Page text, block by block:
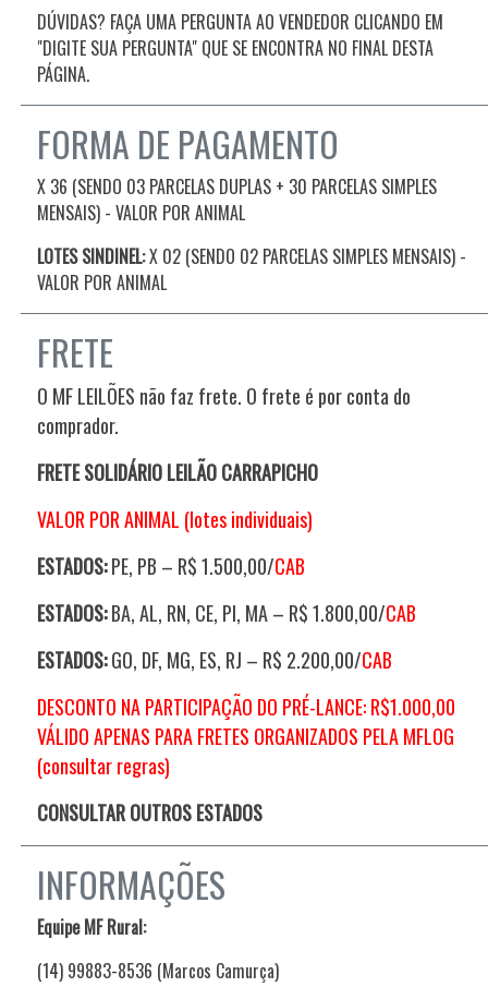
DÚVIDAS? FAÇA UMA PERGUNTA AO VENDEDOR CLICANDO EM
"DIGITE SUA PERGUNTA" QUE SE ENCONTRA NO FINAL DESTA
PÁGINA.
FORMA DE PAGAMENTO
X 36 (SENDO 03 PARCELAS DUPLAS + 30 PARCELAS SIMPLES
MENSAIS) - VALOR POR ANIMAL
LOTES SINDINEL:X 02 (SENDO 02 PARCELAS SIMPLES MENSAIS) -
VALOR POR ANIMAL
FRETE
O MF LEILÕES não faz frete. O frete é por conta do
comprador.
FRETE SOLIDÁRIO LEILÃO CARRAPICHO
VALOR POR ANIMAL (lotes individuais)
ESTADOS:PE, PB – R$ 1.500,00/CAB
ESTADOS:BA, AL, RN, CE, PI, MA – R$ 1.800,00/CAB
ESTADOS:GO, DF, MG, ES, RJ – R$ 2.200,00/CAB
DESCONTO NA PARTICIPAÇÃO DO PRÉ-LANCE: R$1.000,00
VÁLIDO APENAS PARA FRETES ORGANIZADOS PELA MFLOG
(consultar regras)
CONSULTAR OUTROS ESTADOS
INFORMAÇÕES
Equipe MF Rural:
(14) 99883-8536 (Marcos Camurça)